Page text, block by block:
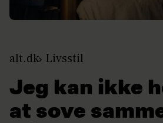
alt.dk Livsstil
Jeg kan ikke
at sove